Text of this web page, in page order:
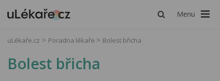
Menu
uLékaře.cz Poradna lékaře Bolest břicha
Bolest břicha